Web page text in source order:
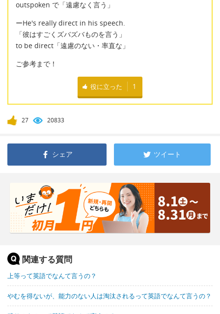
outspoken で「遠慮なく言う」
ーHe's really direct in his speech.
「彼はすごくズバズバものを言う」
to be direct「遠慮のない・率直な」
ご参考まで！
役に立った 1
27 20833
シェア ツイート
関連する質問
上等って英語でなんて言うの？
やむを得ないが、能力のない人は淘汰されるって英語でなんて言うの？